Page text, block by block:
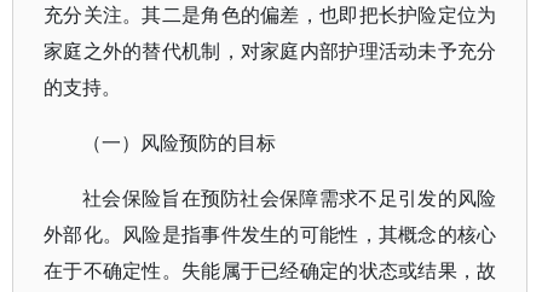
充分关注。其二是角色的偏差，也即把长护险定位为
家庭之外的替代机制，对家庭内部护理活动未予充分
的支持。
（一）风险预防的目标
社会保险旨在预防社会保障需求不足引发的风险
外部化。风险是指事件发生的可能性，其概念的核心
在于不确定性。失能属于已经确定的状态或结果，故